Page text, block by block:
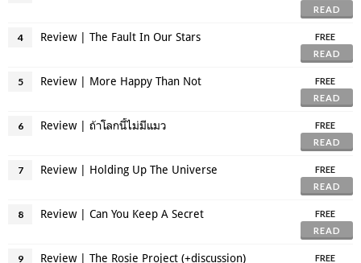
READ
4 Review | The Fault In Our Stars
FREE
READ
5 Review | More Happy Than Not
FREE
READ
6 Review | ถ้าโลกนี้ไม่มีแมว
FREE
READ
7 Review | Holding Up The Universe
FREE
READ
8 Review | Can You Keep A Secret
FREE
READ
9 Review | The Rosie Project (+discussion)
FREE